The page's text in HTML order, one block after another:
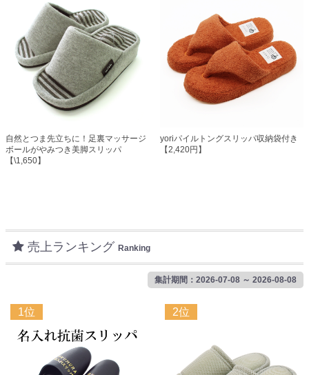
自然とつま先立ちに！足裏マッサージ
ボールがやみつき美脚スリッパ
【\1,650】
yoriパイルトングスリッパ収納袋付き
【2,420円】
売上ランキング Ranking
集計期間：2026-07-08 ～ 2026-08-08
1位 2位